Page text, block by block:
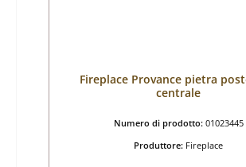
Fireplace Provance pietra
centrale
Numero di prodotto: 01023445
Produttore: Fireplace